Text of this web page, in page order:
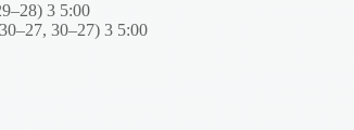
3 5:00
30–27) 3 5:00